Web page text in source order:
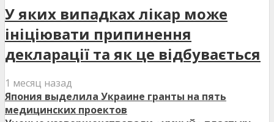
У яких випадках лікар може
ініціювати припинення
декларації та як це відбувається
1 месяц назад
Япония выделила Украине гранты на пять
медицинских проектов